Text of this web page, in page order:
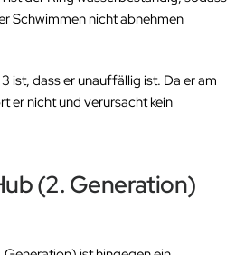
Schwimmen nicht abnehmen
ist, dass er unauffällig ist. Da er am
er nicht und verursacht kein
(2. Generation)